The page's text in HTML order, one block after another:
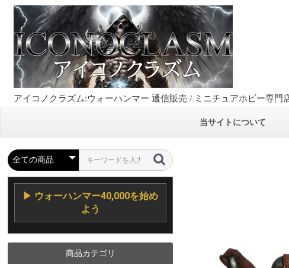
アイコノクラズム:ウォーハンマー 通信販売 / ミニチュアホビー専門
当サイトについて
▶ ウォーハンマー40,000を始め
よう
商品カテゴリ